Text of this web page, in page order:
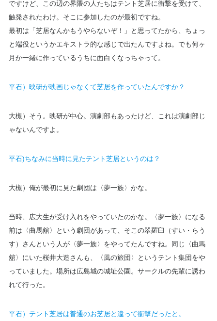
ですけど、この辺の界隈の人たちはテント芝居に衝撃を受けて、
触発されたわけ。そこに参加したのが最初ですね。
最初は「芝居なんかもうやらないぞ！」と思ってたから、ちょっ
と端役というかエキストラ的な感じで出たんですよね。でも何ヶ
月か一緒に作っているうちに面白くなっちゃって。
平石）映研が映画じゃなくて芝居を作っていたんですか？
大槻）そう。映研が中心。演劇部もあったけど、これは演劇部じ
ゃないんですよ。
平石)ちなみに当時に見たテント芝居というのは？
大槻）俺が最初に見た劇団は〈夢一族〉かな。
当時、広大生が受け入れをやっていたのかな。〈夢一族〉になる
前は〈曲馬舘〉という劇団があって、そこの翠羅臼（すい・らう
す）さんという人が〈夢一族〉をやってたんですね。同じ〈曲馬
舘〉にいた桜井大造さんも、〈風の旅団〉というテント集団をや
っていました。場所は広島城の城址公園。サークルの先輩に誘わ
れて行った。
平石）テント芝居は普通のお芝居と違って衝撃だったと。